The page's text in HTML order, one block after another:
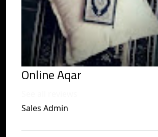
Online Aqar
Sales Admin